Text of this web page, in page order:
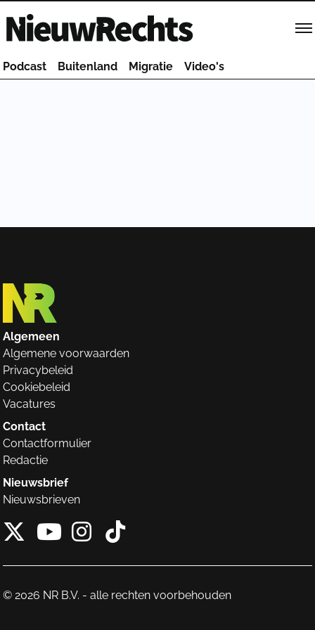
Homepage van NieuwRechts
Podcast Buitenland Migratie Video's
Algemeen
Algemene voorwaarden
Privacybeleid
Cookiebeleid
Vacatures
Contact
Contactformulier
Redactie
Nieuwsbrief
Nieuwsbrieven
X van NieuwRechts
Instagram van
Tiktok van
© 2026 NR B.V. - alle rechten voorbehouden